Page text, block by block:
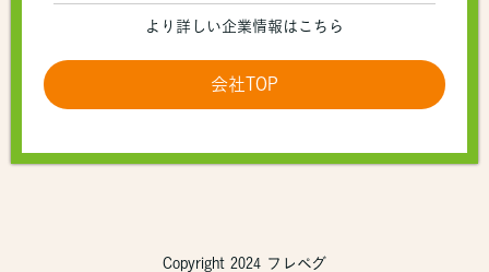
より詳しい企業情報はこちら
会社TOP
Copyright 2024 フレペグ